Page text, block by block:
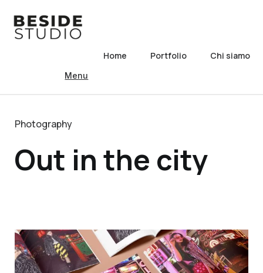
Home Portfolio Chi siamo
Menu
Photography
Out in the city